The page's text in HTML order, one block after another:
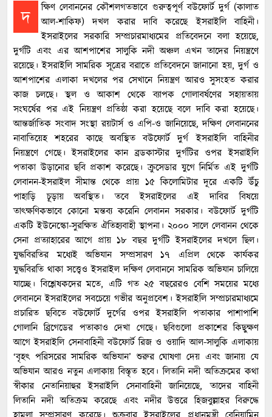
দ
ক্ষিণ লেবাননের কৌশলগতভাবে গুরুত্বপূর্ণ বউফোর্ট দুর্গ (কালাত
আল-শাকিফ) দখল করার দাবি করেছে ইসরাইলি বাহিনী।
ইসরাইলের সরকারি সম্প্রচারমাধ্যমের প্রতিবেদনে বলা হয়েছে,
দুর্গটি এবং এর আশপাশের সালুকি নদী অঞ্চল এখন তাদের নিয়ন্ত্রণে
রয়েছে। ইসরাইলি সামরিক সূত্রের বরাতে প্রতিবেদনে জানানো হয়, দুর্গ ও
আশপাশের এলাকা দখলের পর সেখানে নিয়ন্ত্রণ আরও সুসংহত করার
কাজ চলছে। স্থল ও আকাশ থেকে ব্যাপক গোলাবর্ষণের সহায়তায়
সংঘর্ষের পর এই নিয়ন্ত্রণ প্রতিষ্ঠা করা হয়েছে বলে দাবি করা হয়েছে।
আন্তর্জাতিক সংবাদ সংস্থা রয়টার্স ও এপি-ও জানিয়েছে, দক্ষিণ লেবাননের
নাবাতিয়েহ শহরের কাছে অবস্থিত বউফোর্ট দুর্গ ইসরাইলি বাহিনীর
নিয়ন্ত্রণে গেছে। ইসরাইলের কান ব্রডকাস্টার দুর্গটির ওপর ইসরাইলি
পতাকা উড়ানোর ছবি প্রকাশ করেছে। ক্রুসেডার যুগে নির্মিত এই দুর্গটি
লেবানন-ইসরাইল সীমান্ত থেকে প্রায় ১৫ কিলোমিটার দূরে একটি উঁচু
পাহাড়ি চূড়ায় অবস্থিত। তবে ইসরাইলের এই দাবির বিষয়ে
তাৎক্ষণিকভাবে কোনো মন্তব্য করেনি লেবানন সরকার। বউফোর্ট দুর্গটি
একটি ইউনেস্কো-সুরক্ষিত ঐতিহ্যবাহী স্থাপনা। ২০০০ সালে লেবানন থেকে
সেনা প্রত্যাহারের আগে প্রায় ১৮ বছর দুর্গটি ইসরাইলের দখলে ছিল।
যুদ্ধবিরতির মধ্যেই অভিযান সম্প্রসারণ ১৭ এপ্রিল থেকে কার্যকর
যুদ্ধবিরতি থাকা সত্ত্বেও ইসরাইল দক্ষিণ লেবাননে সামরিক অভিযান চালিয়ে
যাচ্ছে। বিশ্লেষকদের মতে, এটি গত ২৫ বছরেরও বেশি সময়ের মধ্যে
লেবাননে ইসরাইলের সবচেয়ে গভীর অনুপ্রবেশ। ইসরাইলি সম্প্রচারমাধ্যমে
প্রচারিত ছবিতে বউফোর্ট দুর্গের ওপর ইসরাইলি পতাকার পাশাপাশি
গোলানি ব্রিগেডের পতাকাও দেখা গেছে। ছবিগুলো প্রকাশের কিছুক্ষণ
আগে ইসরাইলি সেনাবাহিনী বউফোর্ট রিজ ও ওয়াদি আল-সালুকি এলাকায়
‘বৃহৎ পরিসরের সামরিক অভিযান’ শুরুর ঘোষণা দেয় এবং জানায় যে
অভিযান আরও নতুন এলাকায় বিস্তৃত হবে। লিতানি নদী অতিক্রমের কথা
স্বীকার নেতানিয়াহুর ইসরাইলি সেনাবাহিনী জানিয়েছে, তাদের বাহিনী
লিতানি নদী অতিক্রম করেছে এবং নদীর উত্তরে হিজবুল্লাহর বিরুদ্ধে